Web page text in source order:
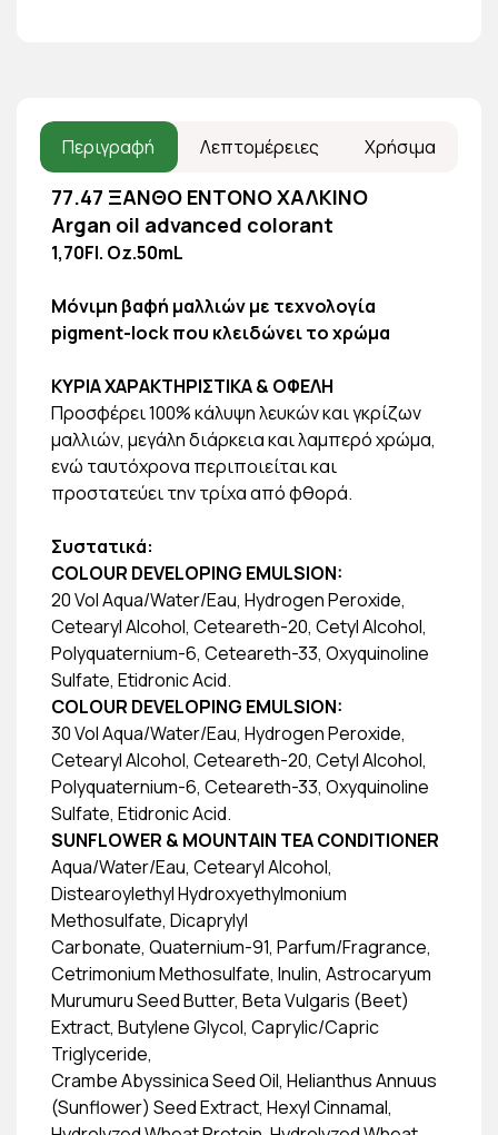
Περιγραφή Λεπτομέρειες Χρήσιμα
77.47 ΞΑΝΘΟ ΕΝΤΟΝΟ ΧΑΛΚΙΝΟ
Argan oil advanced colorant
1,70Fl. Oz.50mL
Μόνιμη βαφή μαλλιών με τεχνολογία
pigment-lock που κλειδώνει το χρώμα
ΚΥΡΙΑ ΧΑΡΑΚΤΗΡΙΣΤΙΚΑ & ΟΦΕΛΗ
Προσφέρει 100% κάλυψη λευκών και γκρίζων
μαλλιών, μεγάλη διάρκεια και λαμπερό χρώμα,
ενώ ταυτόχρονα περιποιείται και
προστατεύει την τρίχα από φθορά.
Συστατικά:
COLOUR DEVELOPING EMULSION:
20 Vol Aqua/Water/Eau, Hydrogen Peroxide,
Cetearyl Alcohol, Ceteareth-20, Cetyl Alcohol,
Polyquaternium-6, Ceteareth-33, Oxyquinoline
Sulfate, Etidronic Acid.
COLOUR DEVELOPING EMULSION:
30 Vol Aqua/Water/Eau, Hydrogen Peroxide,
Cetearyl Alcohol, Ceteareth-20, Cetyl Alcohol,
Polyquaternium-6, Ceteareth-33, Oxyquinoline
Sulfate, Etidronic Acid.
SUNFLOWER & MOUNTAIN TEA CONDITIONER
Aqua/Water/Eau, Cetearyl Alcohol,
Distearoylethyl Hydroxyethylmonium
Methosulfate, Dicaprylyl
Carbonate, Quaternium-91, Parfum/Fragrance,
Cetrimonium Methosulfate, Inulin, Astrocaryum
Murumuru Seed Butter, Beta Vulgaris (Beet)
Extract, Butylene Glycol, Caprylic/Capric
Triglyceride,
Crambe Abyssinica Seed Oil, Helianthus Annuus
(Sunflower) Seed Extract, Hexyl Cinnamal,